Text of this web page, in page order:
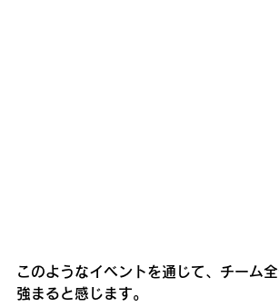
このようなイベントを通じて、チーム
強まると感じます。